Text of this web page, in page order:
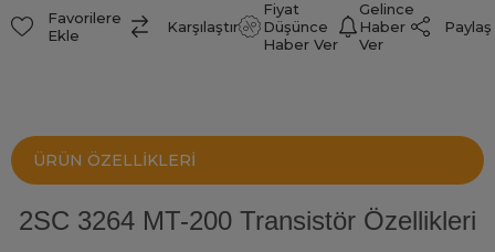
Favorilere
Ekle
Karşılaştır
Fiyat
Düşünce
Haber Ver
Gelince
Haber
Ver
Paylaş
ÜRÜN ÖZELLIKLERI
2SC 3264 MT-200 Transistör Özellikleri